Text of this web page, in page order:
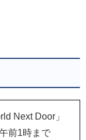
Next Door」
前1時まで